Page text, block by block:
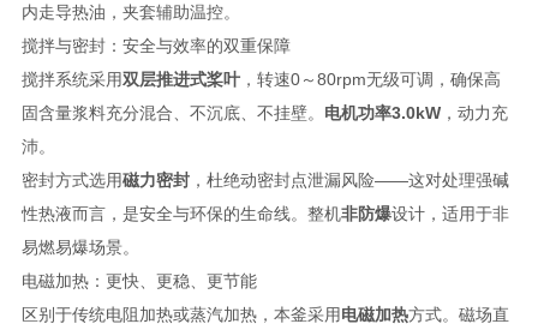
内走导热油，夹套辅助温控。
搅拌与密封：安全与效率的双重保障
搅拌系统采用双层推进式桨叶，转速0～80rpm无级可调，确保高
固含量浆料充分混合、不沉底、不挂壁。 电机功率3.0kW，动力充
沛。
密封方式选用磁力密封，杜绝动密封点泄漏风险——这对处理强碱
性热液而言，是安全与环保的生命线。整机非防爆设计，适用于非
易燃易爆场景。
电磁加热：更快、更稳、更节能
区别于传统电阻加热或蒸汽加热，本釜采用电磁加热方式。磁场直